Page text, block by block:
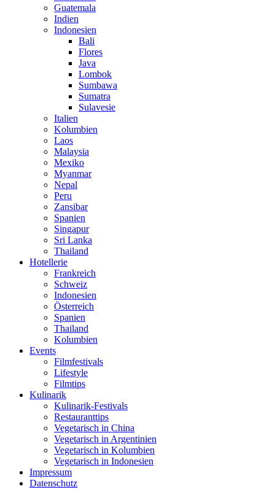
Guatemala
Indien
Indonesien
Bali
Flores
Java
Lombok
Sumbawa
Sumatra
Sulavesie
Italien
Kolumbien
Laos
Malaysia
Mexiko
Myanmar
Nepal
Peru
Zansibar
Spanien
Singapur
Sri Lanka
Thailand
Hotellerie
Frankreich
Schweiz
Indonesien
Österreich
Spanien
Thailand
Kolumbien
Events
Filmfestivals
Lifestyle
Filmtips
Kulinarik
Kulinarik-Festivals
Restauranttips
Vegetarisch in China
Vegetarisch in Argentinien
Vegetarisch in Kolumbien
Vegetarisch in Indonesien
Impressum
Datenschutz